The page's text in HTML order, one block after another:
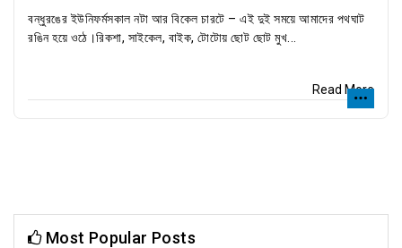
বন্ধুরঙের ইউনিফর্মসকাল নটা আর বিকেল চারটে – এই দুই সময়ে আমাদের পথঘাট
রঙিন হয়ে ওঠে।রিকশা, সাইকেল, বাইক, টোটোয় ছোট ছোট মুখ...
Read More
Most Popular Posts